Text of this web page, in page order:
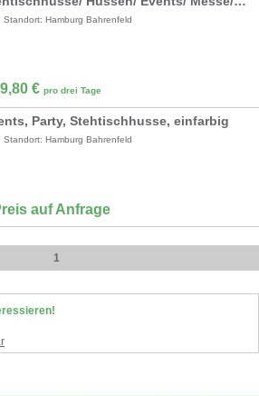
Standort: Hamburg Bahrenfeld
€ pro drei Tage
Party, Stehtischhusse, einfarbig
Standort: Hamburg Bahrenfeld
auf Anfrage
1